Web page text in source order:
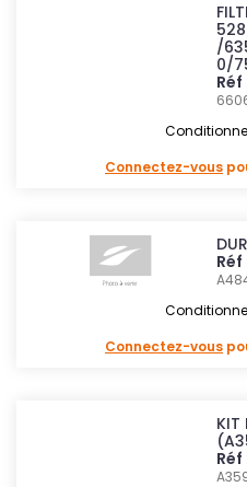
/
0/
Réf
Connectez-vous
Connectez-vous
KIT